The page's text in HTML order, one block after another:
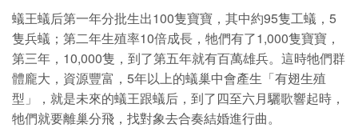
蟻王蟻后第一年分批生出100隻寶寶，其中約95隻工蟻，5
隻兵蟻；第二年生殖率10倍成長，牠們有了1,000隻寶寶，
第三年，10,000隻，到了第五年就有百萬雄兵。這時牠們群
體龐大，資源豐富，5年以上的蟻巢中會產生「有翅生殖
型」，就是未來的蟻王跟蟻后，到了四至六月驪歌響起時，
牠們就要離巢分飛，找對象去合奏結婚進行曲。